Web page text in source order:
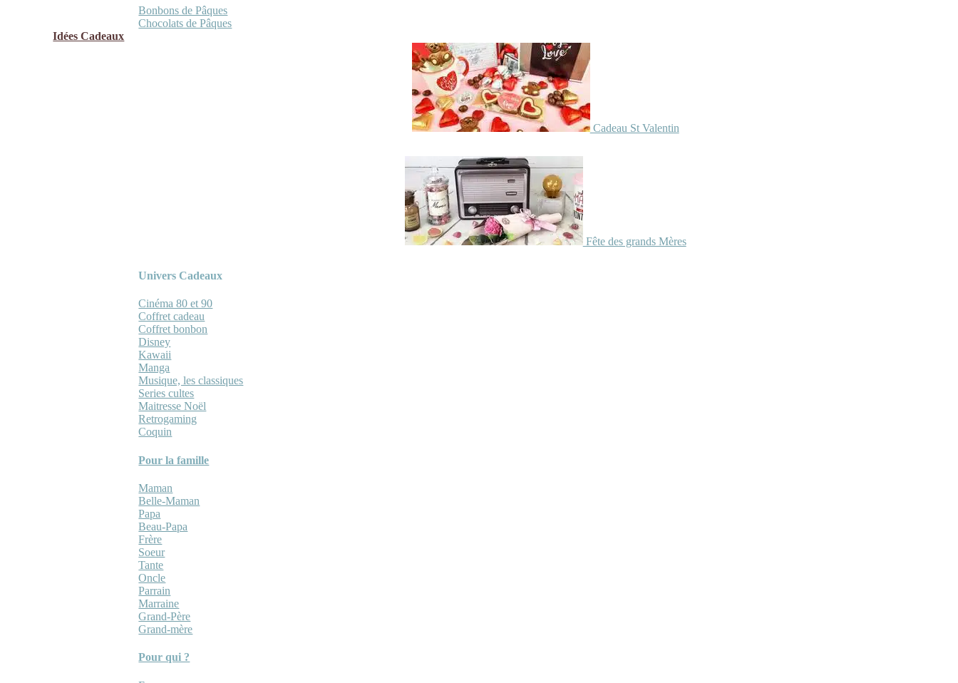
Bonbons de Pâques
Chocolats de Pâques
Idées Cadeaux
Cadeau St Valentin
Fête des grands Mères
Univers Cadeaux
Cinéma 80 et 90
Coffret cadeau
Coffret bonbon
Disney
Kawaii
Manga
Musique, les classiques
Series cultes
Maitresse Noël
Retrogaming
Coquin
Pour la famille
Maman
Belle-Maman
Papa
Beau-Papa
Frère
Soeur
Tante
Oncle
Parrain
Marraine
Grand-Père
Grand-mère
Pour qui ?